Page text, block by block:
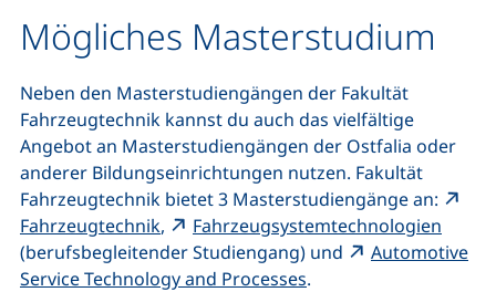
Mögliches Masterstudium
Neben den Masterstudiengängen der Fakultät
Fahrzeugtechnik kannst du auch das vielfältige
Angebot an Masterstudiengängen der Ostfalia oder
anderer Bildungseinrichtungen nutzen. Fakultät
Fahrzeugtechnik bietet 3 Masterstudiengänge an:
Fahrzeugtechnik(externer Link, öffnet neues Fenster)
, Fahrzeugsystemtechnologien
(berufsbegleitender Studiengang) und
Automotive
Service Technology and Processes(externer Link, öffnet
.